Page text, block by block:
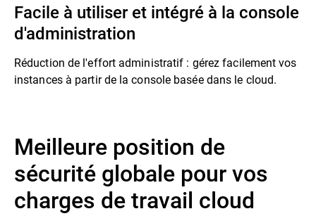
Facile à utiliser et intégré à la console
d'administration
Réduction de l'effort administratif : gérez facilement vos
instances à partir de la console basée dans le cloud.
Meilleure position de
sécurité globale pour vos
charges de travail cloud